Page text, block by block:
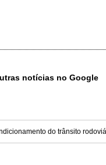
notícias no Google